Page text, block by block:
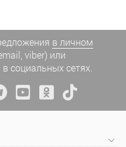
в личном
viber) или
социальных сетях.